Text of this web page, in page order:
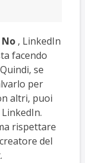
No, LinkedIn
facendo
se
per
altri, puoi
rispettare
del